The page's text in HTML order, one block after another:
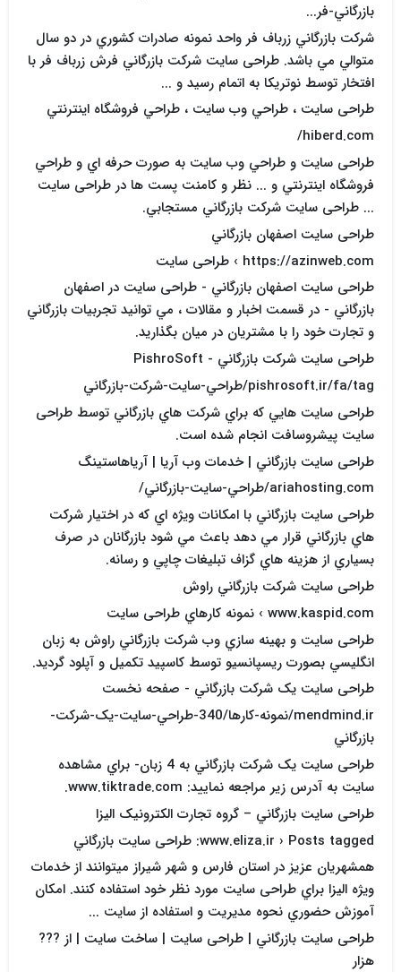
بازرگاني-فر...
شرکت بازرگاني زرباف فر واحد نمونه صادرات کشوري در دو سال
متوالي مي باشد. طراحی سایت شرکت بازرگاني فرش زرباف فر با
افتخار توسط نوتريکا به اتمام رسيد و ...
طراحی سایت ، طراحي وب سايت ، طراحي فروشگاه اينترنتي
hiberd.com/
طراحی سایت و طراحي وب سايت به صورت حرفه اي و طراحي
فروشگاه اينترنتي و ... نظر و کامنت پست ها در طراحی سایت
... طراحی سایت شركت بازرگاني مستجابي.
طراحی سایت اصفهان بازرگاني
https://azinweb.com › طراحی سایت
طراحی سایت اصفهان بازرگاني - طراحی سایت در اصفهان
بازرگاني - در قسمت اخبار و مقالات ، مي توانيد تجربيات بازرگاني
و تجارت خود را با مشتريان در ميان بگذاريد.
طراحی سایت شرکت بازرگاني - PishroSoft
pishrosoft.ir/fa/tag/طراحي-سايت-شرکت-بازرگاني
طراحی سایت هايي که براي شرکت هاي بازرگاني توسط طراحی
سایت پيشروسافت انجام شده است.
طراحی سایت بازرگاني | خدمات وب آريا | آرياهاستينگ
ariahosting.com/طراحي-سايت-بازرگاني/
طراحی سایت بازرگاني با امکانات ويژه اي که در اختيار شرکت
هاي بازرگاني قرار مي دهد باعث مي شود بازرگانان در صرف
بسياري از هزينه هاي گزاف تبليغات چاپي و رسانه.
طراحی سایت شرکت بازرگاني راوش
www.kaspid.com › نمونه کارهاي طراحی سایت
طراحی سایت و بهينه سازي وب شرکت بازرگاني راوش به زبان
انگليسي بصورت ريسپانسيو توسط کاسپيد تکميل و آپلود گرديد.
طراحی سایت يک شرکت بازرگاني - صفحه نخست
mendmind.ir/نمونه-کارها/340-طراحي-سايت-يک-شرکت-
بازرگاني
طراحی سایت يک شرکت بازرگاني به 4 زبان- براي مشاهده
سايت به آدرس زير مراجعه نماييد: www.tiktrade.com.
طراحی سایت بازرگاني – گروه تجارت الکترونيک اليزا
www.eliza.ir › Posts tagged: طراحی سایت بازرگاني
همشهريان عزيز در استان فارس و شهر شيراز ميتوانند از خدمات
ويژه اليزا براي طراحی سایت مورد نظر خود استفاده کنند. امکان
آموزش حضوري نحوه مديريت و استفاده از سايت ...
طراحی سایت بازرگاني | طراحی سایت | ساخت سايت | از ???
هزار